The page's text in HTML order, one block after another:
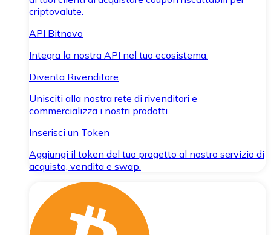
criptovalute.
API Bitnovo
Integra la nostra API nel tuo ecosistema.
Diventa Rivenditore
Unisciti alla nostra rete di rivenditori e
commercializza i nostri prodotti.
Inserisci un Token
Aggiungi il token del tuo progetto al nostro servizio di
acquisto, vendita e swap.